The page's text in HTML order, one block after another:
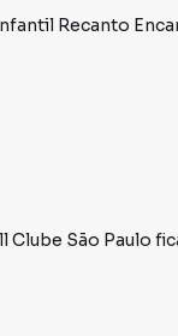
Recanto
Clube São Paulo